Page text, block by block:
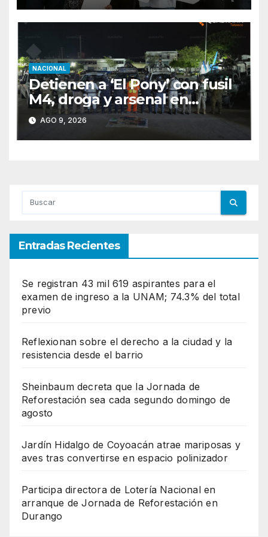
NACIONAL
Detienen a ‘El Pony’ con fusil
M4, droga y arsenal en
carretera de Tabasco
AGO 9, 2026
Entradas Recientes
Se registran 43 mil 619 aspirantes para el
examen de ingreso a la UNAM; 74.3% del total
previo
Reflexionan sobre el derecho a la ciudad y la
resistencia desde el barrio
Sheinbaum decreta que la Jornada de
Reforestación sea cada segundo domingo de
agosto
Jardín Hidalgo de Coyoacán atrae mariposas y
aves tras convertirse en espacio polinizador
Participa directora de Lotería Nacional en
arranque de Jornada de Reforestación en
Durango